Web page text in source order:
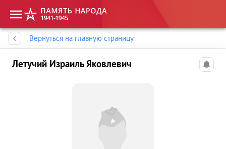
Вернуться на главную страницу
Летучий Израиль Яковлевич
Память народа